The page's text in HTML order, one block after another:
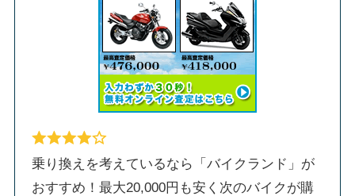
乗り換えを考えているなら「バイクランド」が
おすすめ！最大20,000円も安く次のバイクが購